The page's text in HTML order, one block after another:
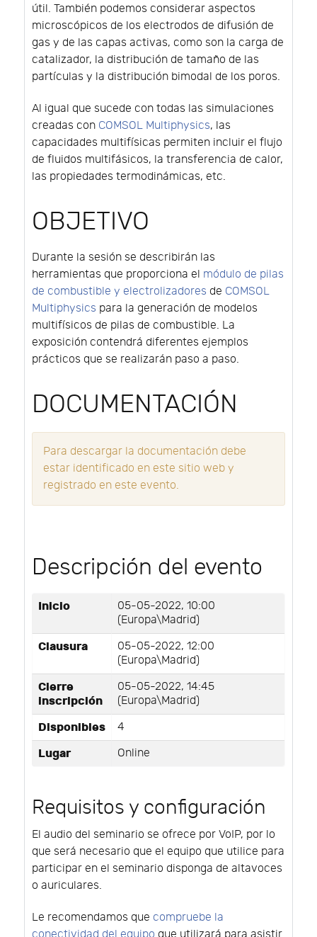
útil. También podemos considerar aspectos
microscópicos de los electrodos de difusión de
gas y de las capas activas, como son la carga de
catalizador, la distribución de tamaño de las
partículas y la distribución bimodal de los poros.
Al igual que sucede con todas las simulaciones
creadas con COMSOL Multiphysics, las
capacidades multifísicas permiten incluir el flujo
de fluidos multifásicos, la transferencia de calor,
las propiedades termodinámicas, etc.
OBJETIVO
Durante la sesión se describirán las
herramientas que proporciona el módulo de pilas
de combustible y electrolizadores de COMSOL
Multiphysics para la generación de modelos
multifísicos de pilas de combustible. La
exposición contendrá diferentes ejemplos
prácticos que se realizarán paso a paso.
DOCUMENTACIÓN
Para descargar la documentación debe
estar identificado en este sitio web y
registrado en este evento.
Descripción del evento
Inicio
05-05-2022, 10:00
(Europa\Madrid)
Clausura
05-05-2022, 12:00
(Europa\Madrid)
Cierre
inscripción
05-05-2022, 14:45
(Europa\Madrid)
Disponibles 4
Lugar Online
Requisitos y configuración
El audio del seminario se ofrece por VoIP, por lo
que será necesario que el equipo que utilice para
participar en el seminario disponga de altavoces
o auriculares.
Le recomendamos que compruebe la